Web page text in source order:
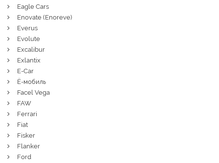
Eagle Cars
Enovate (Enoreve)
Everus
Evolute
Excalibur
Exlantix
E-Car
Ё-мобиль
Facel Vega
FAW
Ferrari
Fiat
Fisker
Flanker
Ford